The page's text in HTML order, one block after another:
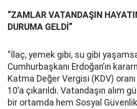
“ZAMLAR VATANDAŞIN
DURUMA GELDİ”
“İlaç, yemek gibi, su gibi
Cumhurbaşkanı Erdoğan’ın
Katma Değer Vergisi (KDV)
10’a çıkarıldı. Vatandaşın alım
bir ortamda hem Sosyal